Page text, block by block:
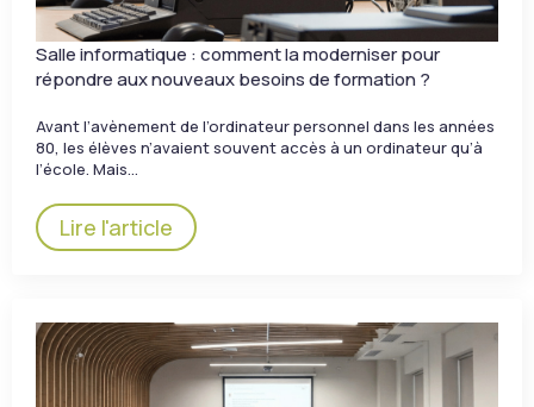
Salle informatique : comment la moderniser pour
répondre aux nouveaux besoins de formation ?
Avant l’avènement de l’ordinateur personnel dans les années
80, les élèves n’avaient souvent accès à un ordinateur qu’à
l’école. Mais…
Lire l'article